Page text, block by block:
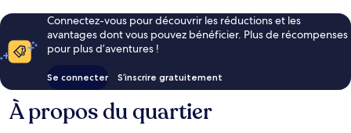
Connectez-vous pour découvrir les réductions et les
avantages dont vous pouvez bénéficier. Plus de récompenses
pour plus d’aventures !
Se connecter S’inscrire gratuitement
À propos du quartier